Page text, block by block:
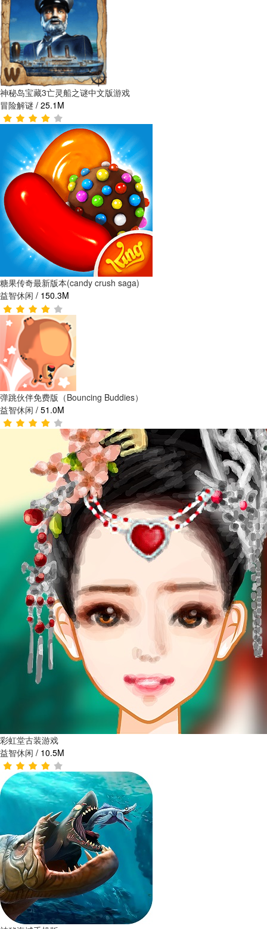
神秘岛宝藏3亡灵船之谜中文版游戏
冒险解谜 / 25.1M
糖果传奇最新版本(candy crush saga)
益智休闲 / 150.3M
弹跳伙伴免费版（Bouncing Buddies）
益智休闲 / 51.0M
彩虹堂古装游戏
益智休闲 / 10.5M